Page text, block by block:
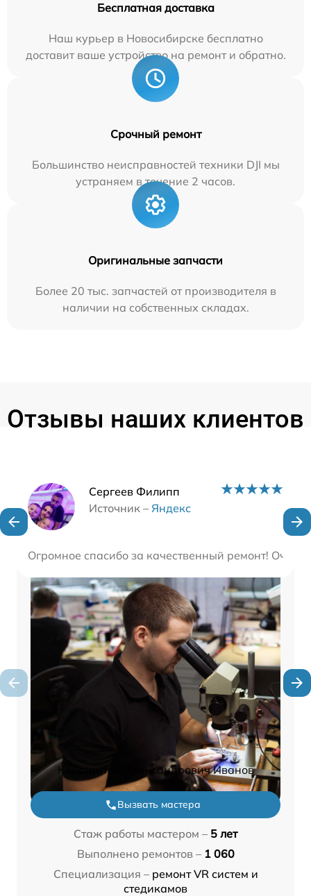
Бесплатная доставка
Наш курьер в Новосибирске бесплатно
доставит ваше устройство на ремонт и обратно.
Срочный ремонт
Большинство неисправностей техники DJI мы
устраняем в течение 2 часов.
Оригинальные запчасти
Более 20 тыс. запчастей от производителя в
наличии на собственных складах.
Отзывы наших клиентов
Сергеев Филипп
Источник – Яндекс
Огромное спасибо за качественный ремонт!
Наши мастера
Константин Александрович Иванов
Вызвать мастера
Стаж работы мастером – 5 лет
Выполнено ремонтов – 1 060
Специализация – ремонт VR систем и
стедикамов